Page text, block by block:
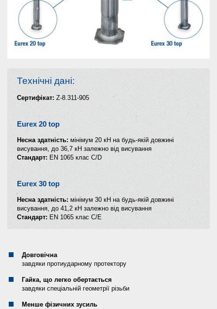
Технічні дані:
Сертифікат: Z-8.311-905
Eurex 20 top
Несна здатність: мінімум 20 кН на будь-якій довжині
висування, до 36,7 кН залежно від висування
Стандарт: EN 1065 клас C/D
Eurex 30 top
Несна здатність: мінімум 30 кН на будь-якій довжині
висування, до 41,2 кН залежно від висування
Стандарт: EN 1065 клас C/E
Довговічна
завдяки протиударному протектору
Гайка, що легко обертається
завдяки спеціальній геометрії різьби
Менше фізичних зусиль